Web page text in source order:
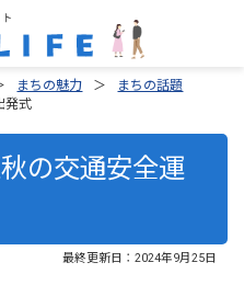
まちの魅力
まちの話題
発式
の交通安全運
最終更新日： 2024年9月25日